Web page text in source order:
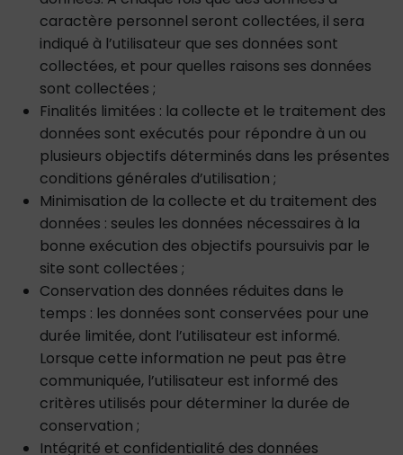
caractère personnel seront collectées, il sera
indiqué à l’utilisateur que ses données sont
collectées, et pour quelles raisons ses données
sont collectées ;
Finalités limitées : la collecte et le traitement des
données sont exécutés pour répondre à un ou
plusieurs objectifs déterminés dans les présentes
conditions générales d’utilisation ;
Minimisation de la collecte et du traitement des
données : seules les données nécessaires à la
bonne exécution des objectifs poursuivis par le
site sont collectées ;
Conservation des données réduites dans le
temps : les données sont conservées pour une
durée limitée, dont l’utilisateur est informé.
Lorsque cette information ne peut pas être
communiquée, l’utilisateur est informé des
critères utilisés pour déterminer la durée de
conservation ;
Intégrité et confidentialité des données